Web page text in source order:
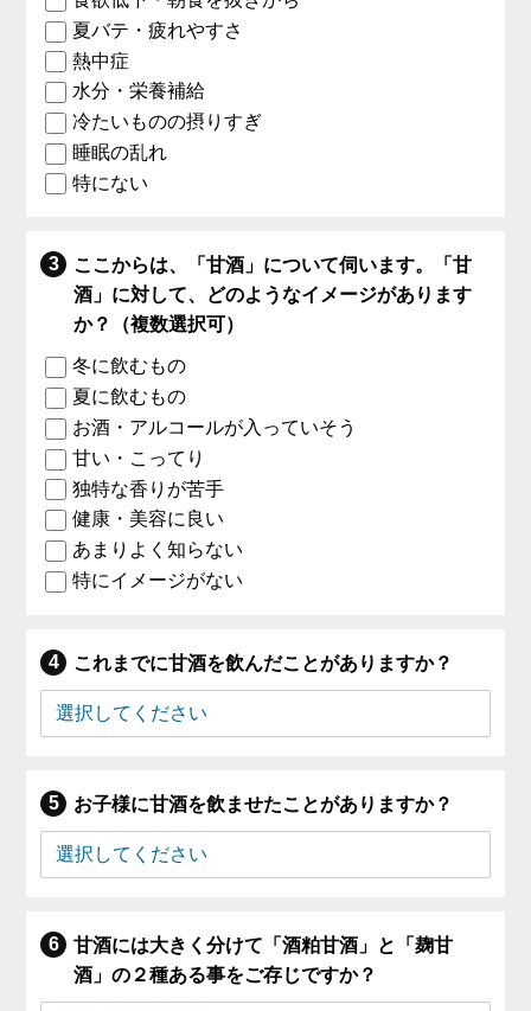
夏バテ・疲れやすさ
熱中症
水分・栄養補給
冷たいものの摂りすぎ
睡眠の乱れ
特にない
ここからは、「甘酒」について伺います。「甘
酒」に対して、どのようなイメージがあります
か？（複数選択可）
冬に飲むもの
夏に飲むもの
お酒・アルコールが入っていそう
甘い・こってり
独特な香りが苦手
健康・美容に良い
あまりよく知らない
特にイメージがない
これまでに甘酒を飲んだことがありますか？
お子様に甘酒を飲ませたことがありますか？
甘酒には大きく分けて「酒粕甘酒」と「麹甘
酒」の２種ある事をご存じですか？